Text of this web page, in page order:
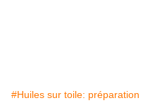
#Huiles sur toile: préparation